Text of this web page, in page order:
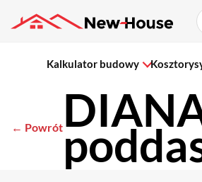
Kalkulator budowy
← Powrót